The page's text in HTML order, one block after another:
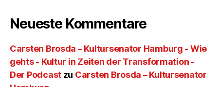
Neueste Kommentare
Carsten Brosda – Kultursenator Hamburg - Wie
gehts - Kultur in Zeiten der Transformation -
Der Podcast zu Carsten Brosda – Kultursenator